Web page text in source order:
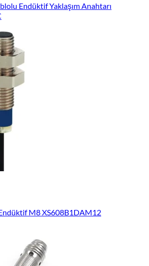
Endüktif Yaklaşım Anahtarı
M8 XS608B1DAM12